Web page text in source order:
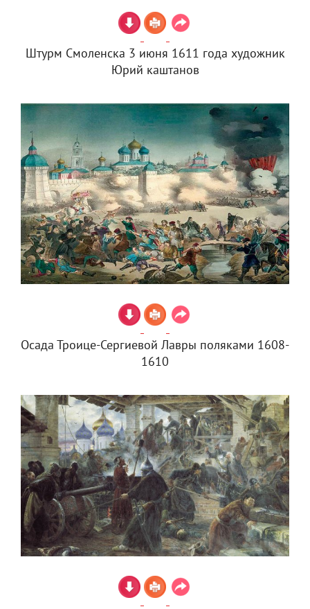
Штурм Смоленска 3 июня 1611 года художник
Юрий каштанов
Осада Троице-Сергиевой Лавры поляками 1608-
1610